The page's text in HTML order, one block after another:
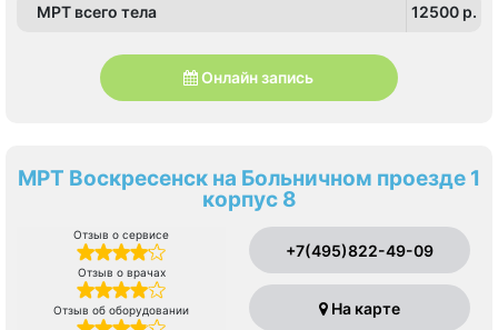
МРТ всего тела 12500 p.
Онлайн запись
МРТ Воскресенск на Больничном проезде 1
корпус 8
Отзыв о сервисе
Отзыв о врачах
Отзыв об оборудовании
+7(495)822-49-09
На карте